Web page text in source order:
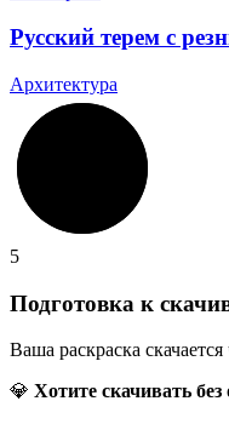
Русский терем с
Архитектура
5
Подготовка к
Ваша раскраска скачается
💎 Хотите скачивать